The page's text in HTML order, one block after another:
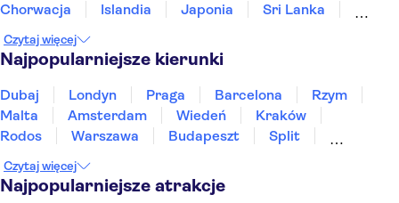
Chorwacja
Islandia Japonia
Sri Lanka
Tunezja
Turcja Wietnam
Czytaj więcej
Najpopularniejsze kierunki
Dubaj Londyn Praga Barcelona
Rzym
Malta
Amsterdam Wiedeń
Kraków
Rodos
Warszawa Budapeszt
Split
Sopot
Gdynia Zakopane
Czytaj więcej
Najpopularniejsze atrakcje